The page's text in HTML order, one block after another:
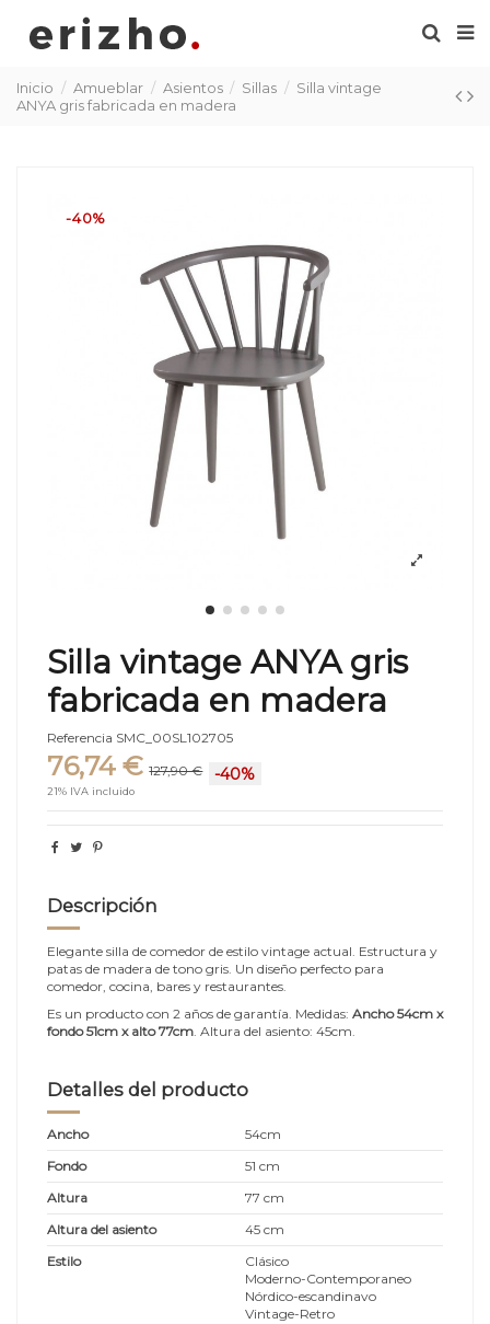
Inicio Amueblar Asientos Sillas
Silla vintage
ANYA gris fabricada en madera
-40%
Silla vintage ANYA gris
fabricada en madera
Referencia SMC_00SL102705
76,74 € 127,90 € -40%
21% IVA incluido
Descripción
Elegante silla de comedor de estilo vintage actual. Estructura y
patas de madera de tono gris. Un diseño perfecto para
comedor, cocina, bares y restaurantes.
Es un producto con 2 años de garantía. Medidas: Ancho 54cm x
fondo 51cm x alto 77cm. Altura del asiento: 45cm.
Detalles del producto
Ancho
54cm
Fondo
51 cm
Altura
77 cm
Altura del asiento
45 cm
Estilo
Clásico
Moderno-Contemporaneo
Nórdico-escandinavo
Vintage-Retro